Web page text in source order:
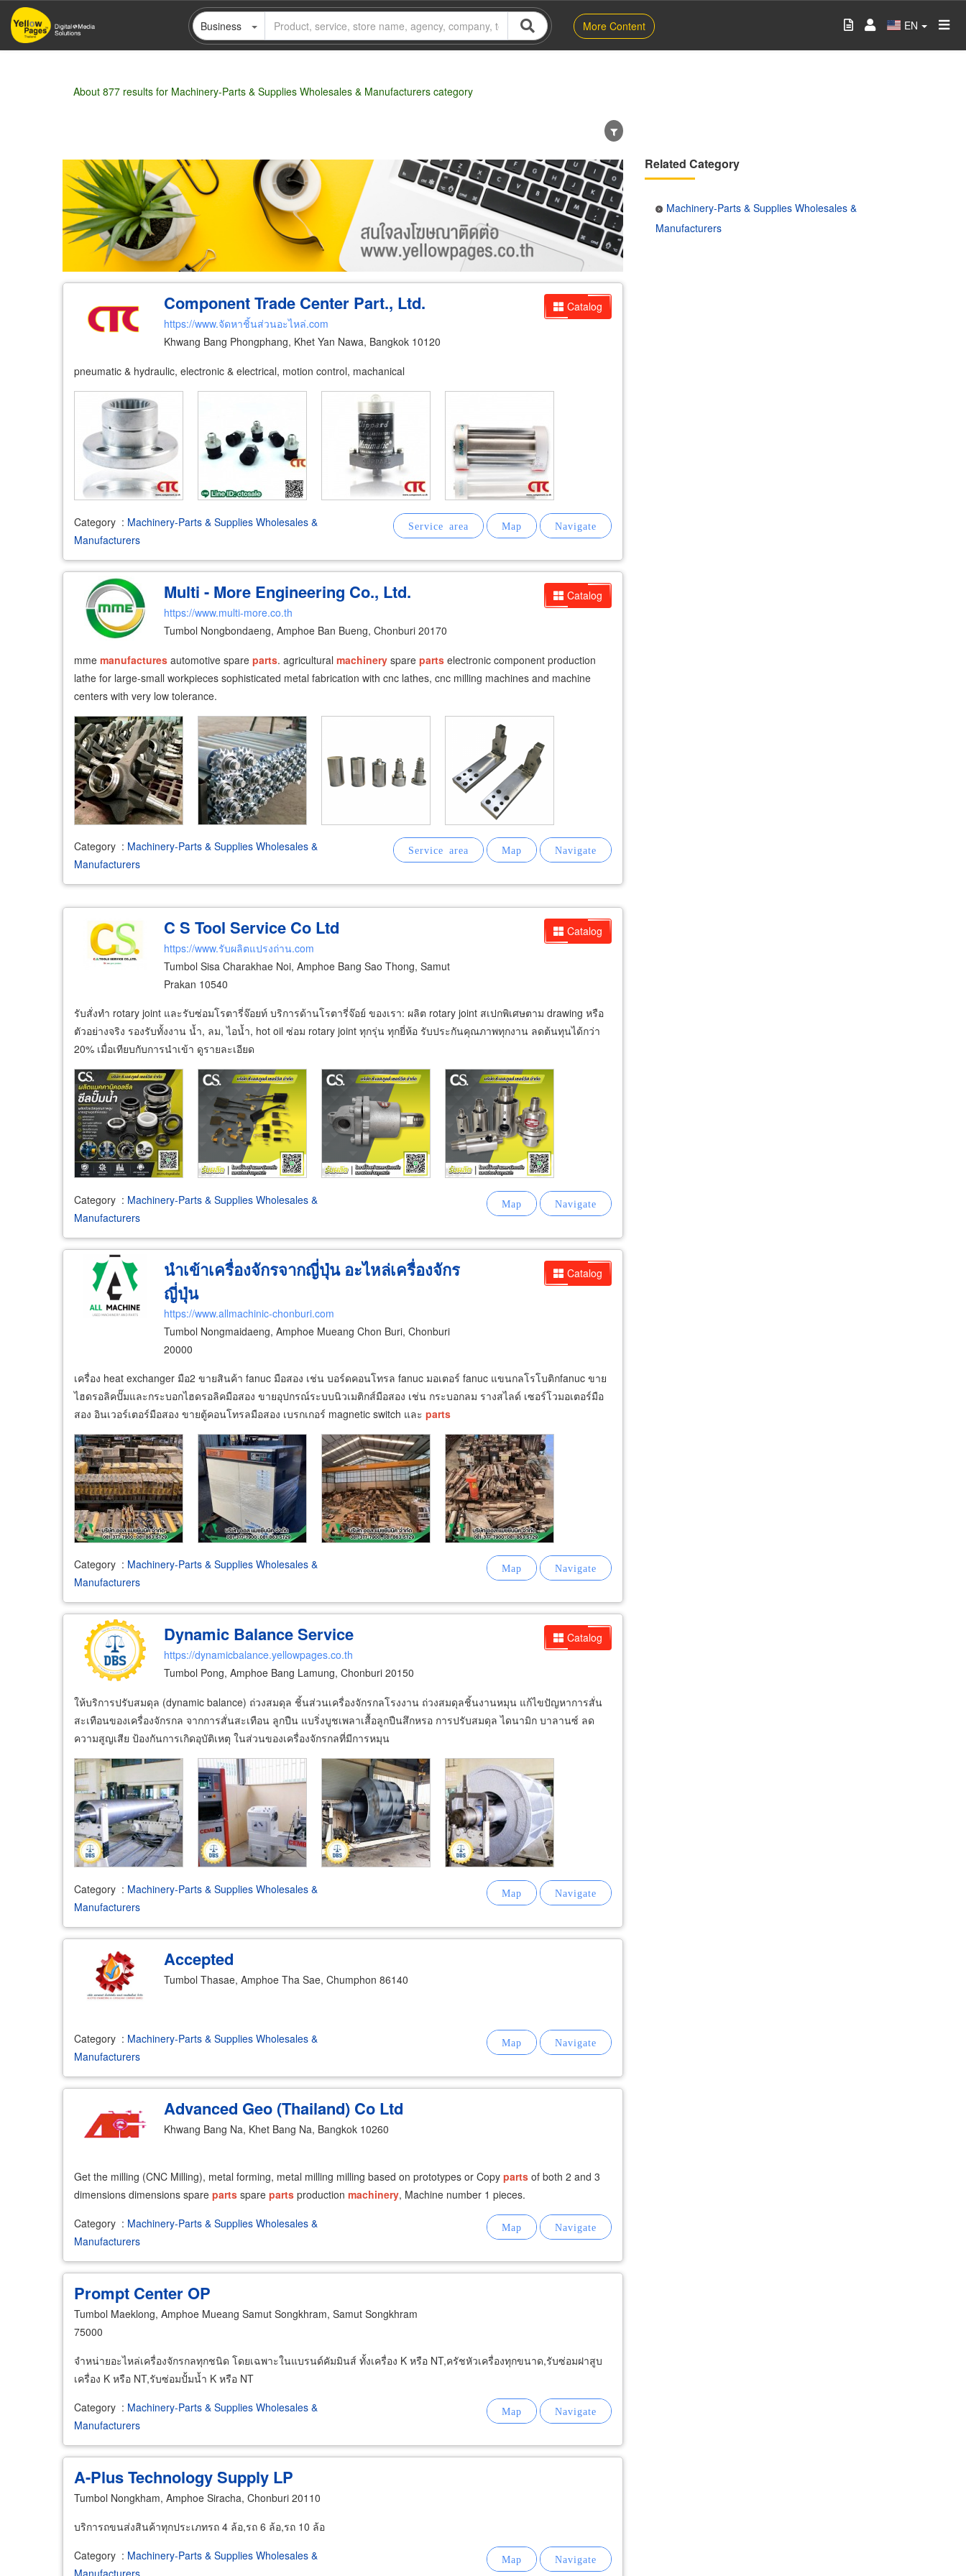
Skip
main
Business More Content EN
About 877 results for Machinery-Parts & Supplies Wholesales & Manufacturers category
Wholesale Retail Manufacturer Dealer Exporter/Importer Service Business
Catalog
Component Trade Center Part., Ltd.
https://www.จัดหาชิ้นส่วนอะไหล่.com
Khwang Bang Phongphang, Khet Yan Nawa, Bangkok 10120
pneumatic & hydraulic, electronic & electrical, motion control, machanical
Category : Machinery-Parts & Supplies Wholesales &
Manufacturers
Catalog
Multi - More Engineering Co., Ltd.
https://www.multi-more.co.th
Tumbol Nongbondaeng, Amphoe Ban Bueng, Chonburi 20170
mme manufactures automotive spare parts. agricultural machinery spare parts electronic component production
lathe for large-small workpieces sophisticated metal fabrication with cnc lathes, cnc milling machines and machine
centers with very low tolerance.
Category : Machinery-Parts & Supplies Wholesales &
Manufacturers
Catalog
C S Tool Service Co Ltd
https://www.รับผลิตแปรงถ่าน.com
Tumbol Sisa Charakhae Noi, Amphoe Bang Sao Thong, Samut
Prakan 10540
รับสั่งทำ rotary joint และรับซ่อมโรตารี่จ๊อยท์ บริการด้านโรตารี่จ๊อย์ ของเรา: ผลิต rotary joint สเปกพิเศษตาม drawing หรือ
ตัวอย่างจริง รองรับทั้งงาน น้ำ, ลม, ไอน้ำ, hot oil ซ่อม rotary joint ทุกรุ่น ทุกยี่ห้อ รับประกันคุณภาพทุกงาน ลดต้นทุนได้กว่า
20% เมื่อเทียบกับการนำเข้า ดูรายละเอียด
Category : Machinery-Parts & Supplies Wholesales &
Manufacturers
Catalog
นำเข้าเครื่องจักรจากญี่ปุ่น อะไหล่เครื่องจักร
ญี่ปุ่น
https://www.allmachinic-chonburi.com
Tumbol Nongmaidaeng, Amphoe Mueang Chon Buri, Chonburi
20000
เครื่อง heat exchanger มือ2 ขายสินค้า fanuc มือสอง เช่น บอร์ดคอนโทรล fanuc มอเตอร์ fanuc แขนกลโรโบติกfanuc ขาย
ไฮดรอลิคปั๊มและกระบอกไฮดรอลิคมือสอง ขายอุปกรณ์ระบบนิวเมติกส์มือสอง เช่น กระบอกลม รางสไลด์ เซอร์โวมอเตอร์มือ
สอง อินเวอร์เตอร์มือสอง ขายตู้คอนโทรลมือสอง เบรกเกอร์ magnetic switch และ parts
Category : Machinery-Parts & Supplies Wholesales &
Manufacturers
Catalog
Dynamic Balance Service
https://dynamicbalance.yellowpages.co.th
Tumbol Pong, Amphoe Bang Lamung, Chonburi 20150
ให้บริการปรับสมดุล (dynamic balance) ถ่วงสมดุล ชิ้นส่วนเครื่องจักรกลโรงงาน ถ่วงสมดุลชิ้นงานหมุน แก้ไขปัญหาการสั่น
สะเทือนของเครื่องจักรกล จากการสั่นสะเทือน ลูกปืน แบริ่งบูชเพลาเสื้อลูกปืนสึกหรอ การปรับสมดุล ไดนามิก บาลานซ์ ลด
ความสูญเสีย ป้องกันการเกิดอุบัติเหตุ ในส่วนของเครื่องจักรกลที่มีการหมุน
Category : Machinery-Parts & Supplies Wholesales &
Manufacturers
Accepted
Tumbol Thasae, Amphoe Tha Sae, Chumphon 86140
Category : Machinery-Parts & Supplies Wholesales &
Manufacturers
Advanced Geo (Thailand) Co Ltd
Khwang Bang Na, Khet Bang Na, Bangkok 10260
Get the milling (CNC Milling), metal forming, metal milling milling based on prototypes or Copy parts of both 2 and 3
dimensions dimensions spare parts spare parts production machinery, Machine number 1 pieces.
Category : Machinery-Parts & Supplies Wholesales &
Manufacturers
Prompt Center OP
Tumbol Maeklong, Amphoe Mueang Samut Songkhram, Samut Songkhram
75000
จำหน่ายอะไหล่เครื่องจักรกลทุกชนิด โดยเฉพาะในแบรนด์คัมมินส์ ทั้งเครื่อง K หรือ NT,ครัชหัวเครื่องทุกขนาด,รับซ่อมฝาสูบ
เครื่อง K หรือ NT,รับซ่อมปั้มน้ำ K หรือ NT
Category : Machinery-Parts & Supplies Wholesales &
Manufacturers
A-Plus Technology Supply LP
Tumbol Nongkham, Amphoe Siracha, Chonburi 20110
บริการถขนส่งสินค้าทุกประเภทรถ 4 ล้อ,รถ 6 ล้อ,รถ 10 ล้อ
Category : Machinery-Parts & Supplies Wholesales &
Manufacturers
Related Category
Machinery-Parts & Supplies Wholesales &
Manufacturers